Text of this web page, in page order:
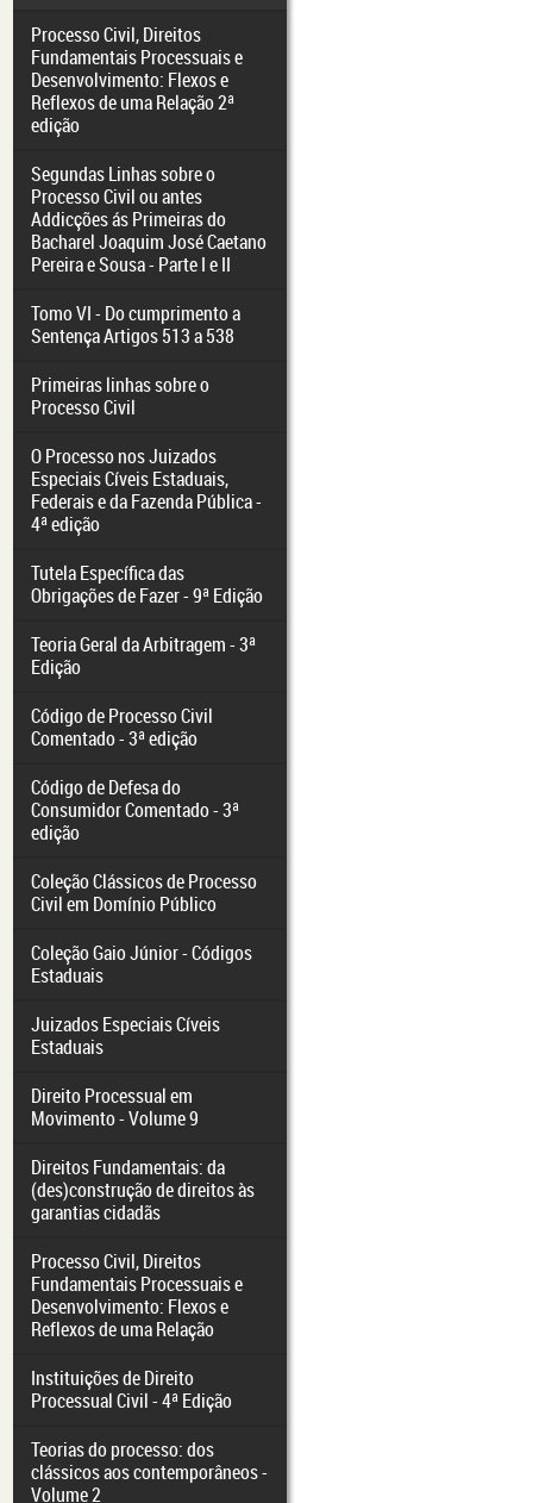
Processo Civil, Direitos
Fundamentais Processuais e
Desenvolvimento: Flexos e
Reflexos de uma Relação 2ª
edição
Segundas Linhas sobre o
Processo Civil ou antes
Addicções ás Primeiras do
Bacharel Joaquim José Caetano
Pereira e Sousa - Parte I e II
Tomo VI - Do cumprimento a
Sentença Artigos 513 a 538
Primeiras linhas sobre o
Processo Civil
O Processo nos Juizados
Especiais Cíveis Estaduais,
Federais e da Fazenda Pública -
4ª edição
Tutela Específica das
Obrigações de Fazer - 9ª Edição
Teoria Geral da Arbitragem - 3ª
Edição
Código de Processo Civil
Comentado - 3ª edição
Código de Defesa do
Consumidor Comentado - 3ª
edição
Coleção Clássicos de Processo
Civil em Domínio Público
Coleção Gaio Júnior - Códigos
Estaduais
Juizados Especiais Cíveis
Estaduais
Direito Processual em
Movimento - Volume 9
Direitos Fundamentais: da
(des)construção de direitos às
garantias cidadãs
Processo Civil, Direitos
Fundamentais Processuais e
Desenvolvimento: Flexos e
Reflexos de uma Relação
Instituições de Direito
Processual Civil - 4ª Edição
Teorias do processo: dos
clássicos aos contemporâneos -
Volume 2